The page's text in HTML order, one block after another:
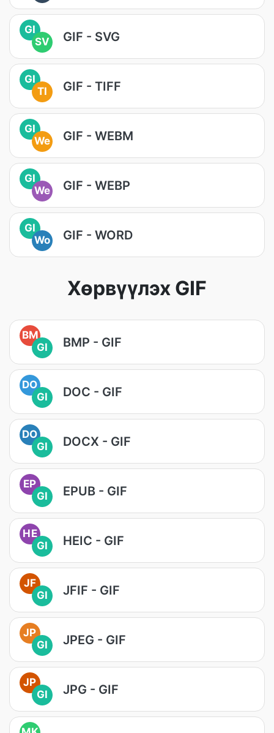
GI
SV
GIF - SVG
GI
TI
GIF - TIFF
GI
We
GIF - WEBM
GI
We
GIF - WEBP
GI
Wo
GIF - WORD
Хөрвүүлэх GIF
BM
GI
BMP - GIF
DO
GI
DOC - GIF
DO
GI
DOCX - GIF
EP
GI
EPUB - GIF
HE
GI
HEIC - GIF
JF
GI
JFIF - GIF
JP
GI
JPEG - GIF
JP
GI
JPG - GIF